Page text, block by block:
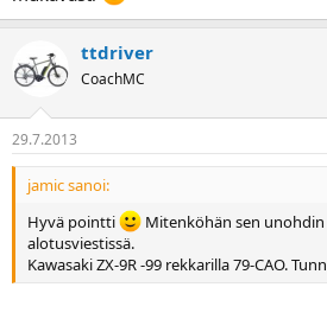
ttdriver
CoachMC
29.7.2013
jamic sanoi:
Hyvä pointti
Mitenköhän sen
alotusviestissä.
Kawasaki ZX-9R -99 rekkarilla 79-CAO.